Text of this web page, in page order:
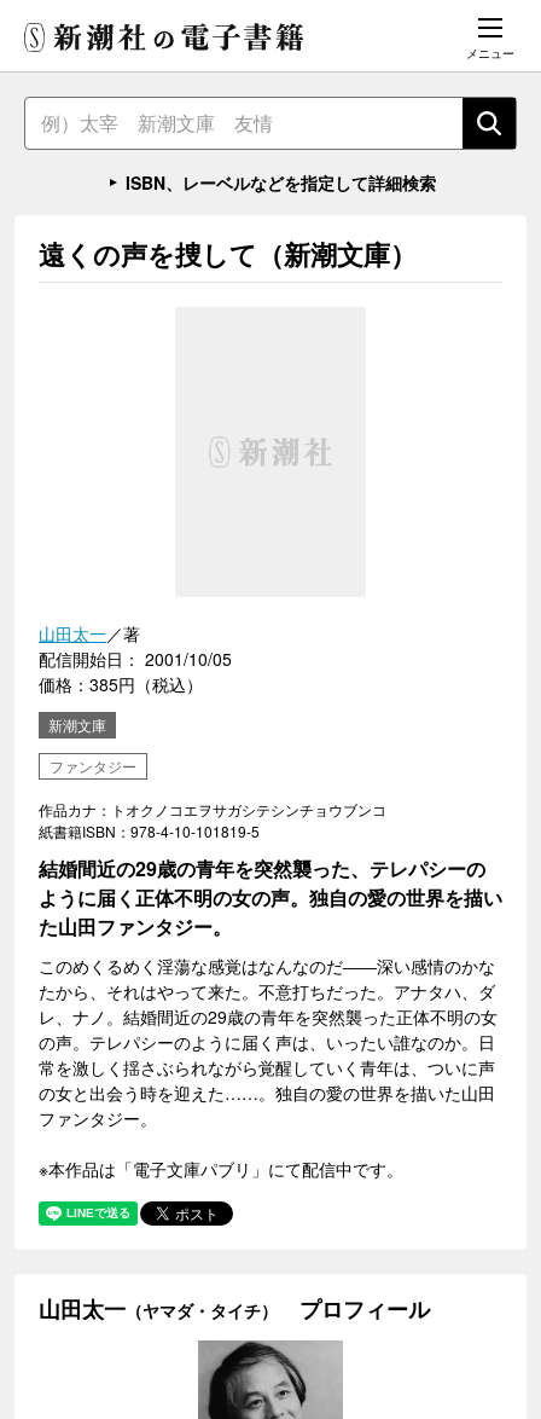
メニュー
ISBN、レーベルなどを指定して詳細検索
遠くの声を捜して（新潮文庫）
山田太一／著
配信開始日： 2001/10/05
価格：385円（税込）
新潮文庫
ファンタジー
作品カナ：トオクノコエヲサガシテシンチョウブンコ
紙書籍ISBN：978-4-10-101819-5
結婚間近の29歳の青年を突然襲った、テレパシーの
ように届く正体不明の女の声。独自の愛の世界を描い
た山田ファンタジー。
このめくるめく淫蕩な感覚はなんなのだ――深い感情のかな
たから、それはやって来た。不意打ちだった。アナタハ、ダ
レ、ナノ。結婚間近の29歳の青年を突然襲った正体不明の女
の声。テレパシーのように届く声は、いったい誰なのか。日
常を激しく揺さぶられながら覚醒していく青年は、ついに声
の女と出会う時を迎えた……。独自の愛の世界を描いた山田
ファンタジー。
※本作品は「電子文庫パブリ」にて配信中です。
山田太一 （ヤマダ・タイチ） プロフィール